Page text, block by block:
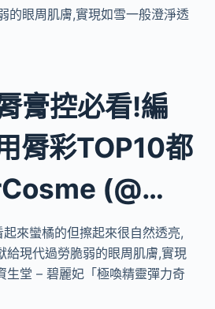
的眼周肌膚,實現如雪一般澄淨透
膏控必看!編
脣彩TOP10都
(@…
來蠻橘的但擦起來很自然透亮,
現代過勞脆弱的眼周肌膚,實現
堂 – 碧麗妃「極喚精靈彈力奇